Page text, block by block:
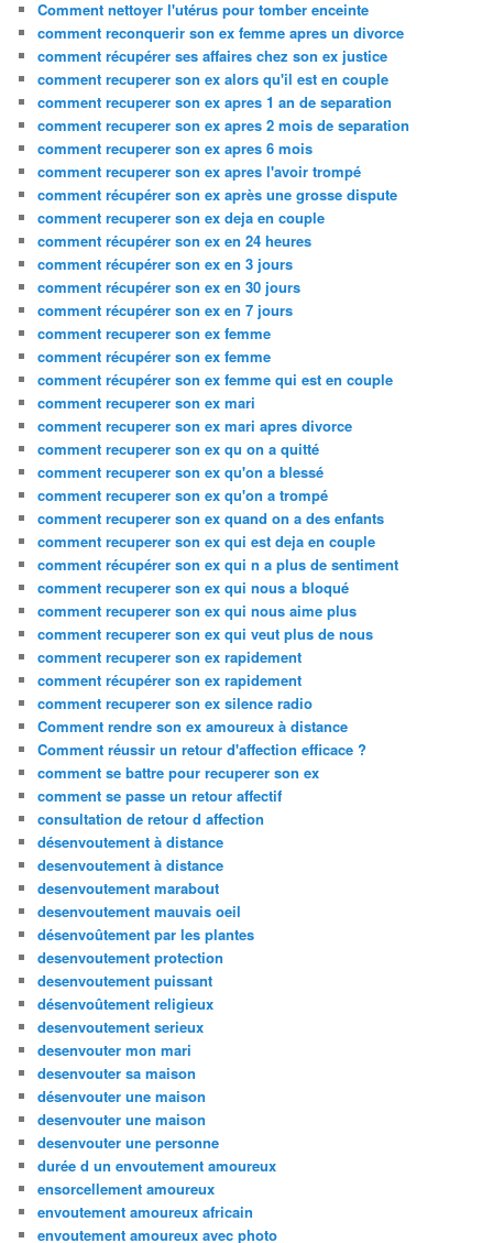
Comment nettoyer l'utérus pour tomber enceinte
comment reconquerir son ex femme apres un divorce
comment récupérer ses affaires chez son ex justice
comment recuperer son ex alors qu'il est en couple
comment recuperer son ex apres 1 an de separation
comment recuperer son ex apres 2 mois de separation
comment recuperer son ex apres 6 mois
comment recuperer son ex apres l'avoir trompé
comment récupérer son ex après une grosse dispute
comment recuperer son ex deja en couple
comment récupérer son ex en 24 heures
comment récupérer son ex en 3 jours
comment récupérer son ex en 30 jours
comment récupérer son ex en 7 jours
comment recuperer son ex femme
comment récupérer son ex femme
comment récupérer son ex femme qui est en couple
comment recuperer son ex mari
comment recuperer son ex mari apres divorce
comment recuperer son ex qu on a quitté
comment recuperer son ex qu'on a blessé
comment recuperer son ex qu'on a trompé
comment recuperer son ex quand on a des enfants
comment recuperer son ex qui est deja en couple
comment récupérer son ex qui n a plus de sentiment
comment recuperer son ex qui nous a bloqué
comment recuperer son ex qui nous aime plus
comment recuperer son ex qui veut plus de nous
comment recuperer son ex rapidement
comment récupérer son ex rapidement
comment recuperer son ex silence radio
Comment rendre son ex amoureux à distance
Comment réussir un retour d'affection efficace ?
comment se battre pour recuperer son ex
comment se passe un retour affectif
consultation de retour d affection
désenvoutement à distance
desenvoutement à distance
desenvoutement marabout
desenvoutement mauvais oeil
désenvoûtement par les plantes
desenvoutement protection
desenvoutement puissant
désenvoûtement religieux
desenvoutement serieux
desenvouter mon mari
desenvouter sa maison
désenvouter une maison
desenvouter une maison
desenvouter une personne
durée d un envoutement amoureux
ensorcellement amoureux
envoutement amoureux africain
envoutement amoureux avec photo